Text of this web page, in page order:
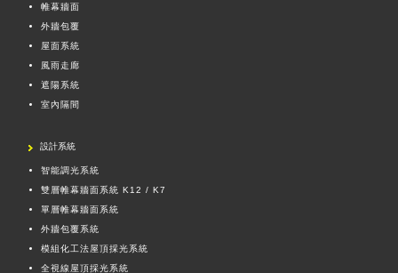
帷幕牆面
外牆包覆
屋面系統
風雨走廊
遮陽系統
室內隔間
設計系統
智能調光系統
雙層帷幕牆面系統 K12 / K7
單層帷幕牆面系統
外牆包覆系統
模組化工法屋頂採光系統
全視線屋頂採光系統